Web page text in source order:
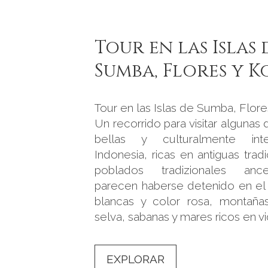
Tour en las Islas
Sumba, Flores y
Tour en las Islas de Sumba,
Un recorrido para visitar algunas
bellas y culturalmente
Indonesia, ricas en antiguas
poblados tradizionales
parecen haberse detenido en
blancas y color rosa,
selva, sabanas y mares ricos en
EXPLORAR